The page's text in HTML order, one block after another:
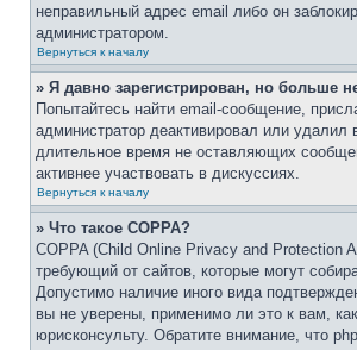
неправильный адрес email либо он
администратором.
Вернуться к началу
» Я давно зарегистрирован, но больше
Попытайтесь найти email-сообщение,
администратор деактивировал или
длительное время не оставляющих
активнее участвовать в дискуссиях.
Вернуться к началу
» Что такое COPPA?
COPPA (Child Online Privacy and Protection
требующий от сайтов, которые могут
Допустимо наличие иного вида
вы не уверены, применимо ли это к вам,
юрисконсульту. Обратите внимание, что